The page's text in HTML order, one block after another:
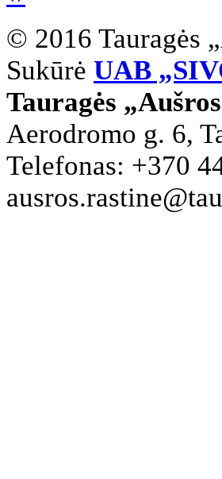
© 2016 Tauragės
Sukūrė UAB
Tauragės
Aerodromo g. 6,
Telefonas: +370